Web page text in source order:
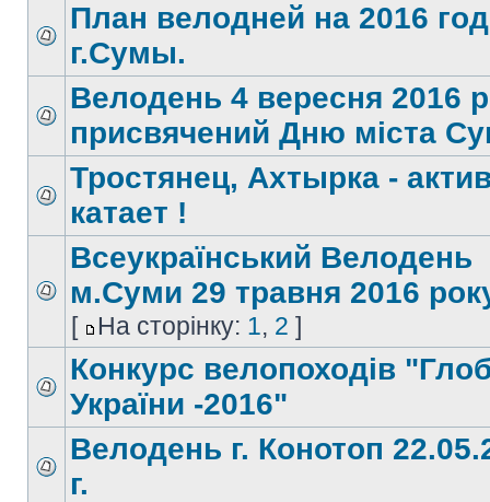
План велодней на 2016 год
г.Сумы.
Велодень 4 вересня 2016
присвячений Дню міста
Тростянец, Ахтырка -
катает !
Всеукраїнський Велодень
м.Суми 29 травня 2016
[ На сторінку: 1, 2 ]
Конкурс велопоходів
України -2016"
Велодень г. Конотоп
г.